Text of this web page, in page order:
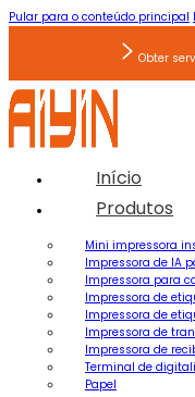
Pular para o conteúdo principal
Obter
Início
Produtos
Mini impressora
Impressora de IA
Impressora para
Impressora de
Impressora de
Impressora de
Impressora de
Terminal de
Papel